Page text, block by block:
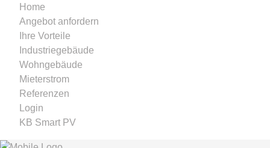
Home
Angebot anfordern
Ihre Vorteile
Industriegebäude
Wohngebäude
Mieterstrom
Referenzen
Login
KB Smart PV